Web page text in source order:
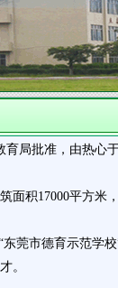
批准，由热心
积17000平方米
市德育示范学
。